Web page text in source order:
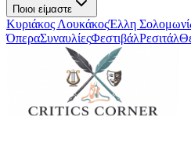
Ποιοι είμαστε
Κυριάκος ΛουκάκοςΈλλη
ΌπεραΣυναυλίεςΦεστιβάλΡεσιτάλ